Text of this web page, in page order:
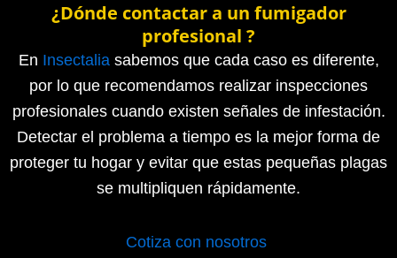
¿Dónde contactar a un fumigador
profesional ?
En Insectaliasabemos que cada caso es diferente,
por lo que recomendamos realizar inspecciones
profesionales cuando existen señales de infestación.
Detectar el problema a tiempo es la mejor forma de
proteger tu hogar y evitar que estas pequeñas plagas
se multipliquen rápidamente.
Cotiza con nosotros